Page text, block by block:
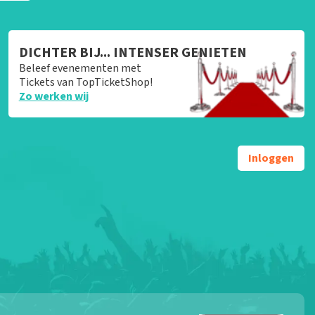
DICHTER BIJ... INTENSER GENIETEN
Beleef evenementen met
Tickets van TopTicketShop!
Zo werken wij
Inloggen